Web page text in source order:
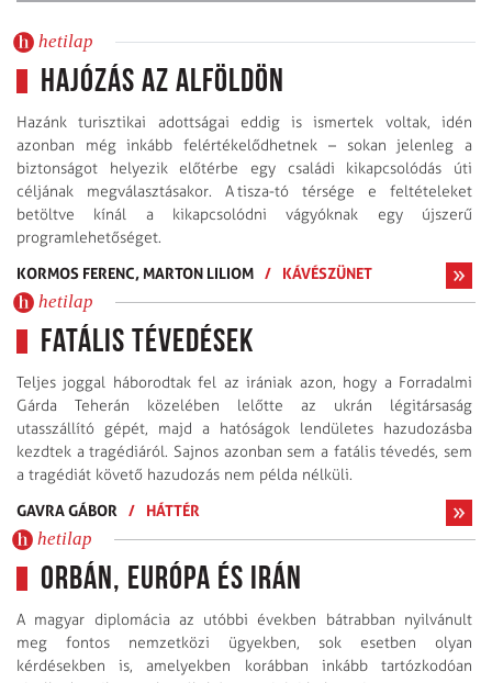
hetilap
Hajózás az Alföldön
Hazánk turisztikai adottságai eddig is ismertek voltak, idén
azonban még inkább felértékelődhetnek – sokan jelenleg a
biztonságot helyezik előtérbe egy családi kikapcsolódás úti
céljának megválasztásakor. A tisza-tó térsége e feltételeket
betöltve kínál a kikapcsolódni vágyóknak egy újszerű
programlehetőséget.
KORMOS FERENC, MARTON LILIOM / KÁVÉSZÜNET
hetilap
Fatális tévedések
Teljes joggal háborodtak fel az irániak azon, hogy a Forradalmi
Gárda Teherán közelében lelőtte az ukrán légitársaság
utasszállító gépét, majd a hatóságok lendületes hazudozásba
kezdtek a tragédiáról. Sajnos azonban sem a fatális tévedés, sem
a tragédiát követő hazudozás nem példa nélküli.
GAVRA GÁBOR
/ HÁTTÉR
hetilap
Orbán, Európa és Irán
A magyar diplomácia az utóbbi években bátrabban nyilvánult
meg fontos nemzetközi ügyekben, sok esetben olyan
kérdésekben is, amelyekben korábban inkább tartózkodóan